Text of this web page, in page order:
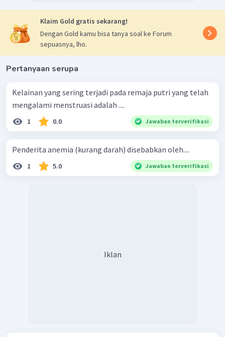
Klaim Gold gratis sekarang!
Dengan Gold kamu bisa tanya soal ke Forum
sepuasnya, lho.
Pertanyaan serupa
Kelainan yang sering terjadi pada remaja putri yang telah
mengalami menstruasi adalah ....
1 0.0 Jawaban terverifikasi
Penderita anemia (kurang darah) disebabkan oleh....
1 5.0 Jawaban terverifikasi
Iklan